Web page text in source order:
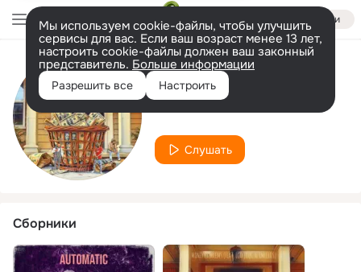
Войти
Мы используем cookie-файлы, чтобы улучшить
сервисы для вас. Если ваш возраст менее 13 лет,
настроить cookie-файлы должен ваш законный
представитель. Больше информации
Разрешить все Настроить
Исполнитель
imleios
Слушать
Сборники